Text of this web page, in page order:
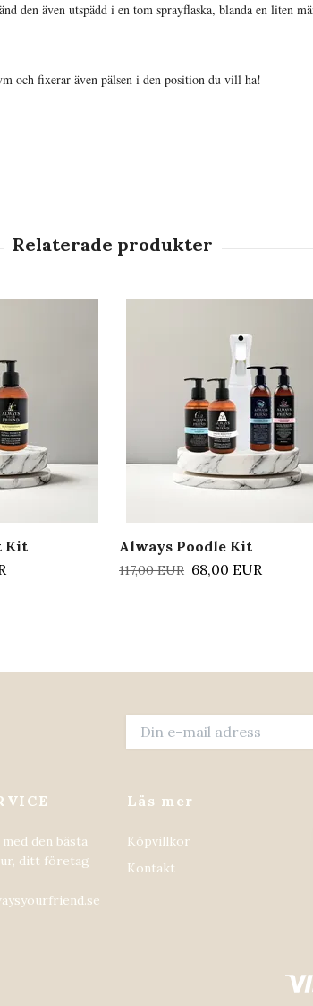
den även utspädd i en tom sprayflaska, blanda en liten
och fixerar även pälsen i den position du vill ha!
Kit Always Poodle Kit
117,00 EUR 68,00 EUR
den bästa
ditt företag
Läs mer
Köpvillkor
Kontakt